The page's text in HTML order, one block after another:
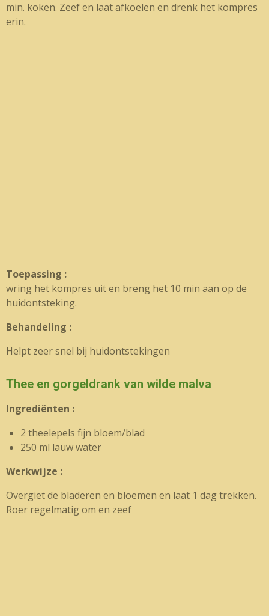
min. koken. Zeef en laat afkoelen en drenk het kompres
erin.
Toepassing :
wring het kompres uit en breng het 10 min aan op de
huidontsteking.
Behandeling :
Helpt zeer snel bij huidontstekingen
Thee en gorgeldrank van wilde malva
Ingrediënten :
2 theelepels fijn bloem/blad
250 ml lauw water
Werkwijze :
Overgiet de bladeren en bloemen en laat 1 dag trekken.
Roer regelmatig om en zeef